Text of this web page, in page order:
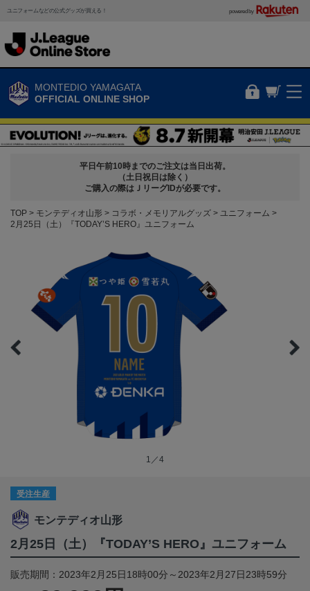
ユニフォームなどの公式グッズが買える！ powered by
MONTEDIO YAMAGATA
OFFICIAL ONLINE SHOP
平日午前10時までのご注文は当日出荷。
（土日祝日は除く）
ご購入の際はＪリーグIDが必要です。
TOP モンテディオ山形 コラボ・メモリアルグッズ
ユニフォーム
2月25日（土）『TODAY’S HERO』ユニフォーム
1／4
受注生産
モンテディオ山形
2月25日（土）『TODAY’S HERO』ユニフォーム
販売期間：2023年2月25日18時00分～2023年2月27日23時59分